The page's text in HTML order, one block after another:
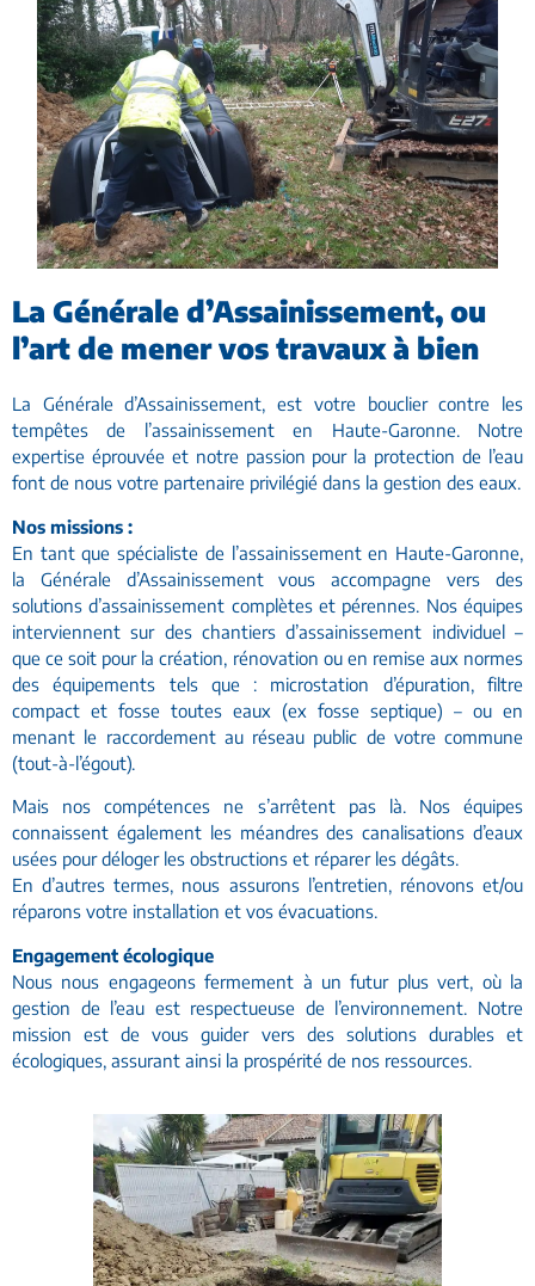
La Générale d’Assainissement, ou
l’art de mener vos travaux à bien
La Générale d’Assainissement, est votre bouclier contre les
tempêtes de l’assainissement en Haute-Garonne. Notre
expertise éprouvée et notre passion pour la protection de l’eau
font de nous votre partenaire privilégié dans la gestion des eaux.
Nos missions :
En tant que spécialiste de l’assainissement en Haute-Garonne,
la Générale d’Assainissement vous accompagne vers des
solutions d’assainissement complètes et pérennes. Nos équipes
interviennent sur des chantiers d’assainissement individuel –
que ce soit pour la création, rénovation ou en remise aux normes
des équipements tels que : microstation d’épuration, filtre
compact et fosse toutes eaux (ex fosse septique) – ou en
menant le raccordement au réseau public de votre commune
(tout-à-l’égout).
Mais nos compétences ne s’arrêtent pas là. Nos équipes
connaissent également les méandres des canalisations d’eaux
usées pour déloger les obstructions et réparer les dégâts.
En d’autres termes, nous assurons l’entretien, rénovons et/ou
réparons votre installation et vos évacuations.
Engagement écologique
Nous nous engageons fermement à un futur plus vert, où la
gestion de l’eau est respectueuse de l’environnement. Notre
mission est de vous guider vers des solutions durables et
écologiques, assurant ainsi la prospérité de nos ressources.